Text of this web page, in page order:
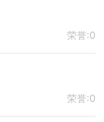
荣誉:0
荣誉:0